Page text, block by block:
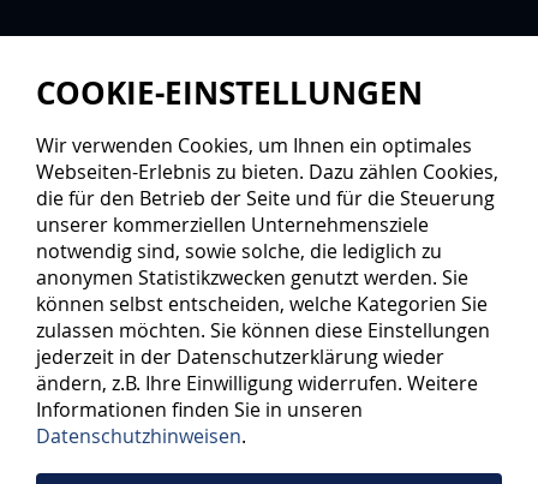
COOKIE-EINSTELLUNGEN
Wir verwenden Cookies, um Ihnen ein optimales
Webseiten-Erlebnis zu bieten. Dazu zählen Cookies,
die für den Betrieb der Seite und für die Steuerung
unserer kommerziellen Unternehmensziele
notwendig sind, sowie solche, die lediglich zu
anonymen Statistikzwecken genutzt werden. Sie
können selbst entscheiden, welche Kategorien Sie
zulassen möchten. Sie können diese Einstellungen
jederzeit in der Datenschutzerklärung wieder
ändern, z.B. Ihre Einwilligung widerrufen. Weitere
Informationen finden Sie in unseren
Datenschutzhinweisen.